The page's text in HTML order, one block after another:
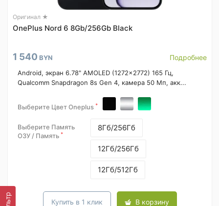
Оригинал ★
OnePlus Nord 6 8Gb/256Gb Black
1 540 BYN Подробнее
Android, экран 6.78" AMOLED (1272x2772) 165 Гц,
Qualcomm Snapdragon 8s Gen 4, камера 50 Мп, акк...
Выберите Цвет Oneplus *
Выберите Память
ОЗУ / Память *
8Гб/256Гб
12Гб/256Гб
12Гб/512Гб
Купить в 1 клик В корзину